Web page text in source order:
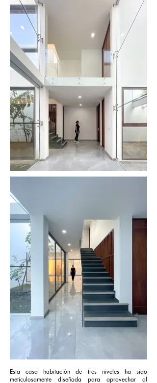
Esta casa habitación de tres niveles ha sido
meticulosamente diseñada para aprovechar al